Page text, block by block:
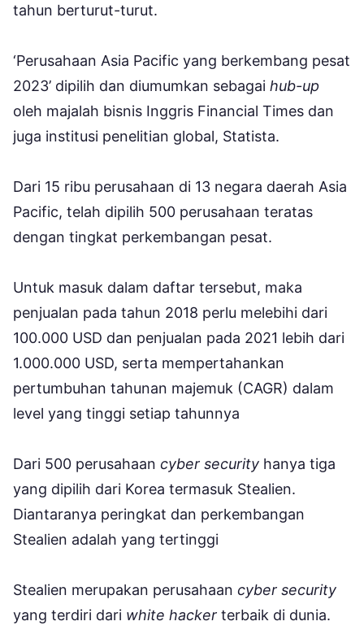
tahun berturut-turut.
‘Perusahaan Asia Pacific yang berkembang pesat
2023’ dipilih dan diumumkan sebagai hub-up
oleh majalah bisnis Inggris Financial Times dan
juga institusi penelitian global, Statista.
Dari 15 ribu perusahaan di 13 negara daerah Asia
Pacific, telah dipilih 500 perusahaan teratas
dengan tingkat perkembangan pesat.
Untuk masuk dalam daftar tersebut, maka
penjualan pada tahun 2018 perlu melebihi dari
100.000 USD dan penjualan pada 2021 lebih dari
1.000.000 USD, serta mempertahankan
pertumbuhan tahunan majemuk (CAGR) dalam
level yang tinggi setiap tahunnya
Dari 500 perusahaan cyber security hanya tiga
yang dipilih dari Korea termasuk Stealien.
Diantaranya peringkat dan perkembangan
Stealien adalah yang tertinggi
Stealien merupakan perusahaan cyber security
yang terdiri dari white hacker terbaik di dunia.